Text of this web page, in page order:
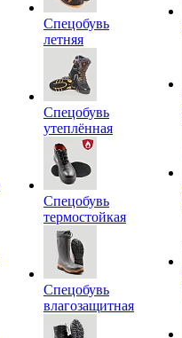
Спецобувь
летняя
Спецобувь
утеплённая
Спецобувь
термостойкая
Спецобувь
влагозащитная